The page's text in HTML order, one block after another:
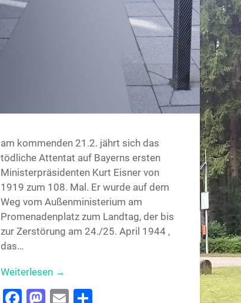
am kommenden 21.2. jährt sich das
tödliche Attentat auf Bayerns ersten
Ministerpräsidenten Kurt Eisner von
1919 zum 108. Mal. Er wurde auf dem
Weg vom Außenministerium am
Promenadenplatz zum Landtag, der bis
zur Zerstörung am 24./25. April 1944 ,
das…
Weiterlesen →
Facebook
Mastodon
EmailTeilen